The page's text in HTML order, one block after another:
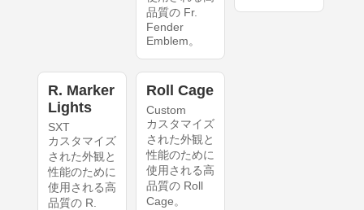
品質の Fr.
Fender
Emblem。
R. Marker
Lights
SXT
カスタマイズ
された外観と
性能のために
使用される高
品質の R.
Roll Cage
Custom
カスタマイズ
された外観と
性能のために
使用される高
品質の Roll
Cage。